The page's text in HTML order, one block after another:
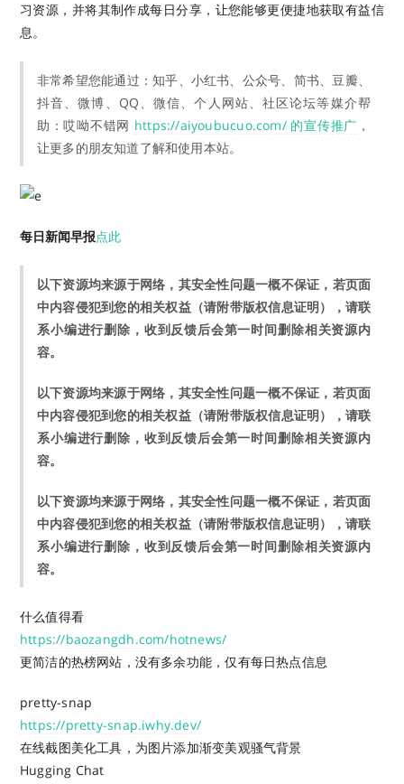
习资源，并将其制作成每日分享，让您能够更便捷地获取有益信
息。
非常希望您能通过：知乎、小红书、公众号、简书、豆瓣、
抖音、微博、QQ、微信、个人网站、社区论坛等媒介帮
助：哎呦不错网 https://aiyoubucuo.com/ 的宣传推广 ，
让更多的朋友知道了解和使用本站。
每日新闻早报点此
以下资源均来源于网络，其安全性问题一概不保证，若页面
中内容侵犯到您的相关权益（请附带版权信息证明），请联
系小编进行删除，收到反馈后会第一时间删除相关资源内
容。
以下资源均来源于网络，其安全性问题一概不保证，若页面
中内容侵犯到您的相关权益（请附带版权信息证明），请联
系小编进行删除，收到反馈后会第一时间删除相关资源内
容。
以下资源均来源于网络，其安全性问题一概不保证，若页面
中内容侵犯到您的相关权益（请附带版权信息证明），请联
系小编进行删除，收到反馈后会第一时间删除相关资源内
容。
什么值得看
https://baozangdh.com/hotnews/
更简洁的热榜网站，没有多余功能，仅有每日热点信息
pretty-snap
https://pretty-snap.iwhy.dev/
在线截图美化工具，为图片添加渐变美观骚气背景
Hugging Chat